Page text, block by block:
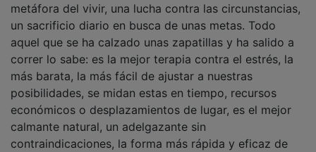
metáfora del vivir, una lucha contra las circunstancias,
un sacrificio diario en busca de unas metas. Todo
aquel que se ha calzado unas zapatillas y ha salido a
correr lo sabe: es la mejor terapia contra el estrés, la
más barata, la más fácil de ajustar a nuestras
posibilidades, se midan estas en tiempo, recursos
económicos o desplazamientos de lugar, es el mejor
calmante natural, un adelgazante sin
contraindicaciones, la forma más rápida y eficaz de